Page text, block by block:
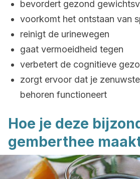
bevordert gezond
voorkomt het ontstaan van
reinigt de urinewegen
gaat vermoeidheid tegen
verbetert de cognitieve
zorgt ervoor dat je
behoren functioneert
Hoe je deze
gemberthee